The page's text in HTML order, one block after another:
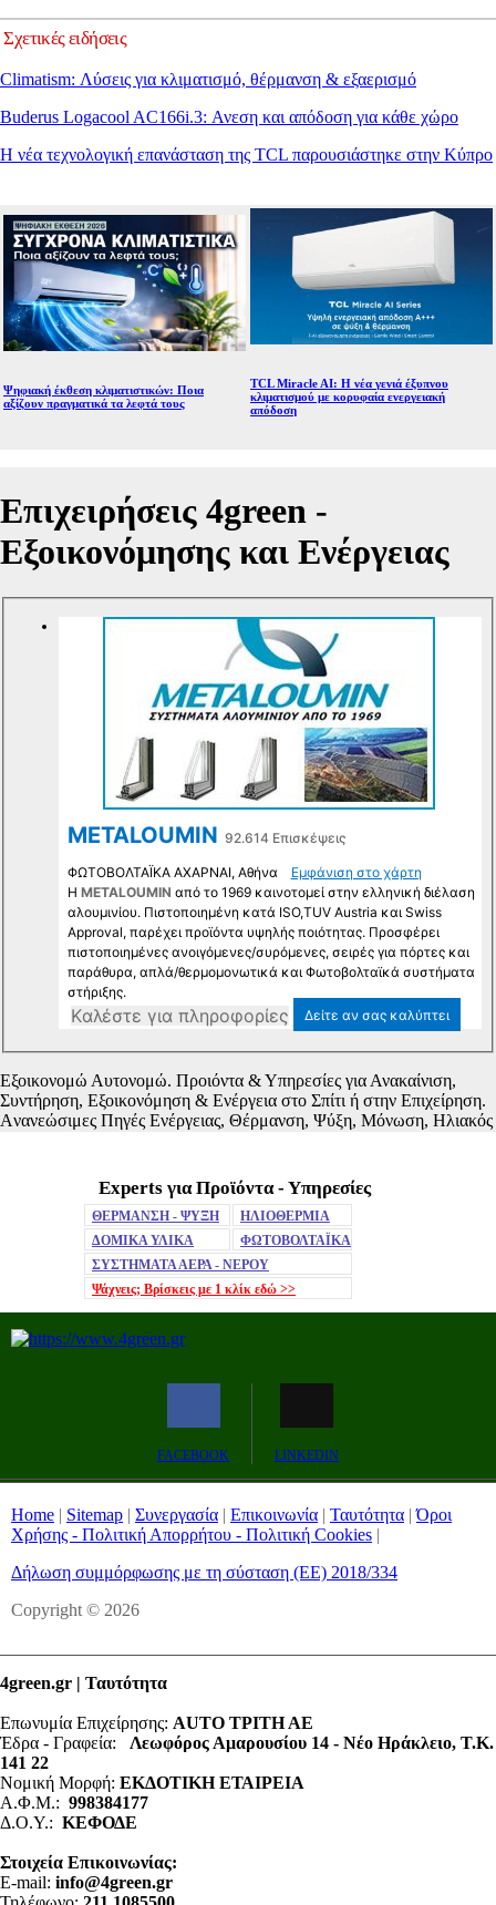
Σχετικές ειδήσεις
Climatism: Λύσεις για κλιματισμό, θέρμανση & εξαερισμό
Buderus Logacool AC166i.3: Ανεση και απόδοση για κάθε χώρο
Η νέα τεχνολογική επανάσταση της TCL παρουσιάστηκε στην Κύπρο
Ψηφιακή έκθεση κλιματιστικών: Ποια
αξίζουν πραγματικά τα λεφτά τους
TCL Miracle AI: Η νέα γενιά έξυπνου
κλιματισμού με κορυφαία ενεργειακή
απόδοση
MuteExperts για Προϊόντα - Υπηρεσίες
ΘΕΡΜΑΝΣΗ - ΨΥΞΗ
ΗΛΙΟΘΕΡΜΙΑ
ΔΟΜΙΚΑ ΥΛΙΚΑ
ΦΩΤΟΒΟΛΤΑΪΚΑ
ΣΥΣΤΗΜΑΤΑ ΑΕΡΑ - ΝΕΡΟΥ
Ψάχνεις; Βρίσκεις με 1 κλίκ εδώ >>
FACEBOOK LINKEDIN
Home | Sitemap | Συνεργασία | Επικοινωνία | Ταυτότητα |Όροι
Χρήσης - Πολιτική Απορρήτου - Πολιτική Cookies |
Δήλωση συμμόρφωσης με τη σύσταση (ΕΕ) 2018/334
Copyright © 2026
4green.gr | Ταυτότητα
Επωνυμία Επιχείρησης: AUTO ΤΡΙΤΗ ΑΕ
Έδρα - Γραφεία: Λεωφόρος Αμαρουσίου 14 - Νέο Ηράκλειο, Τ.Κ.
141 22
Νομική Μορφή: ΕΚΔΟΤΙΚΗ ΕΤΑΙΡΕΙΑ
Α.Φ.Μ.: 998384177
Δ.Ο.Υ.: ΚΕΦΟΔΕ
Στοιχεία Επικοινωνίας:
E-mail: info@4green.gr